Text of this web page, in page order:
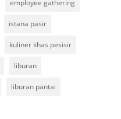
employee gathering
istana pasir
kuliner khas pesisir
liburan
liburan pantai